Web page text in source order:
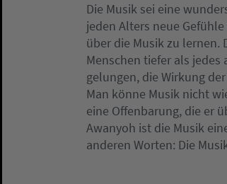
Die Musik sei eine
jeden Alters neue
über die Musik zu
Menschen tiefer als jedes
gelungen, die Wirkung
Man könne Musik nicht
eine Offenbarung, die er
Awanyoh ist die Musik
anderen Worten: Die